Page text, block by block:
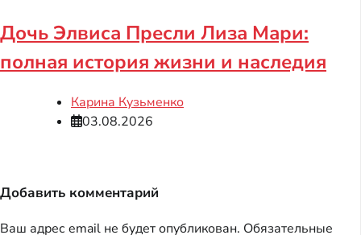
Дочь Элвиса Пресли Лиза Мари:
полная история жизни и наследия
Карина Кузьменко
03.08.2026
Добавить комментарий
Ваш адрес email не будет опубликован. Обязательные